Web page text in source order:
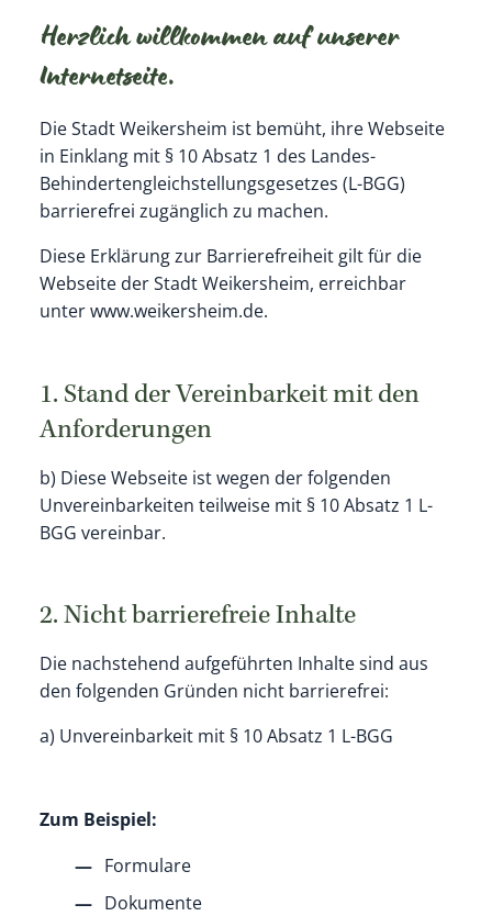
Herzlich willkommen auf unserer
Internetseite.
Die Stadt Weikersheim ist bemüht, ihre Webseite
in Einklang mit § 10 Absatz 1 des Landes-
Behindertengleichstellungsgesetzes (L-BGG)
barrierefrei zugänglich zu machen.
Diese Erklärung zur Barrierefreiheit gilt für die
Webseite der Stadt Weikersheim, erreichbar
unter www.weikersheim.de.
1. Stand der Vereinbarkeit mit den
Anforderungen
b) Diese Webseite ist wegen der folgenden
Unvereinbarkeiten teilweise mit § 10 Absatz 1 L-
BGG vereinbar.
2. Nicht barrierefreie Inhalte
Die nachstehend aufgeführten Inhalte sind aus
den folgenden Gründen nicht barrierefrei:
a) Unvereinbarkeit mit § 10 Absatz 1 L-BGG
Zum Beispiel:
Formulare
Dokumente